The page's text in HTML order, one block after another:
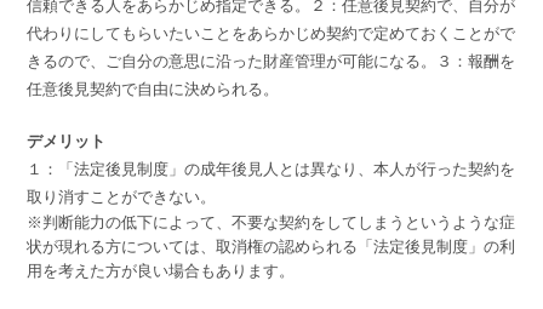
信頼できる人をあらかじめ指定できる。
２：任意後見契約で、自分が
代わりにしてもらいたいことをあらかじめ契約で定めておくことがで
きるので、ご自分の意思に沿った財産管理が可能になる。
３：報酬を
任意後見契約で自由に決められる。
デメリット
１：「法定後見制度」の成年後見人とは異なり、本人が行った契約を
取り消すことができない。
※判断能力の低下によって、不要な契約をしてしまうというような症
状が現れる方については、取消権の認められる「法定後見制度」の利
用を考えた方が良い場合もあります。